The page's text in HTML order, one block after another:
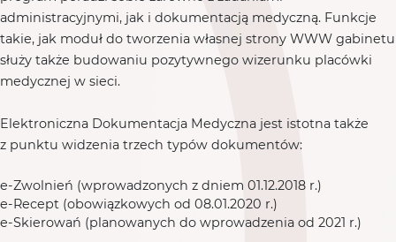
administracyjnymi, jak i dokumentacją medyczną. Funkcje
takie, jak moduł do tworzenia własnej strony WWW gabinetu
służy także budowaniu pozytywnego wizerunku placówki
medycznej w sieci.
Elektroniczna Dokumentacja Medyczna jest istotna także
z punktu widzenia trzech typów dokumentów:
e-Zwolnień (wprowadzonych z dniem 01.12.2018 r.)
e-Recept (obowiązkowych od 08.01.2020 r.)
e-Skierowań (planowanych do wprowadzenia od 2021 r.)